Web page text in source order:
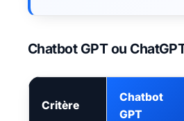
Chatbot GPT ou
Critère
Chatbot
GPT